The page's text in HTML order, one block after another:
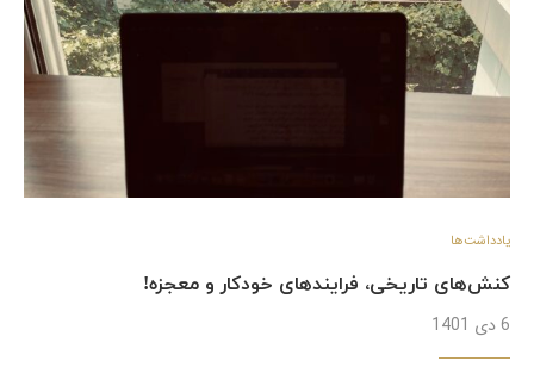
یادداشت‌ها
کنش‌های تاریخی، فرایندهای خودکار و معجزه!
6 دی 1401